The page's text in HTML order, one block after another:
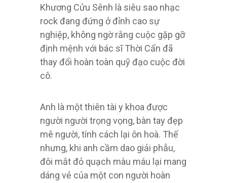
Khương Cửu Sênh là siêu sao nhạc
rock đang đứng ở đỉnh cao sự
nghiệp, không ngờ rằng cuộc gặp gỡ
định mệnh với bác sĩ Thời Cẩn đã
thay đổi hoàn toàn quỹ đạo cuộc đời
cô.
Anh là một thiên tài y khoa được
người người trọng vọng, bàn tay đẹp
mê người, tính cách lại ôn hoà. Thế
nhưng, khi anh cầm dao giải phẫu,
đôi mắt đỏ quạch màu máu lại mang
dáng vẻ của một con người hoàn